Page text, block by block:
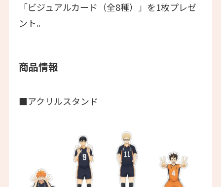
「ビジュアルカード（全8種）」を1枚プレゼ
ント。
商品情報
■アクリルスタンド